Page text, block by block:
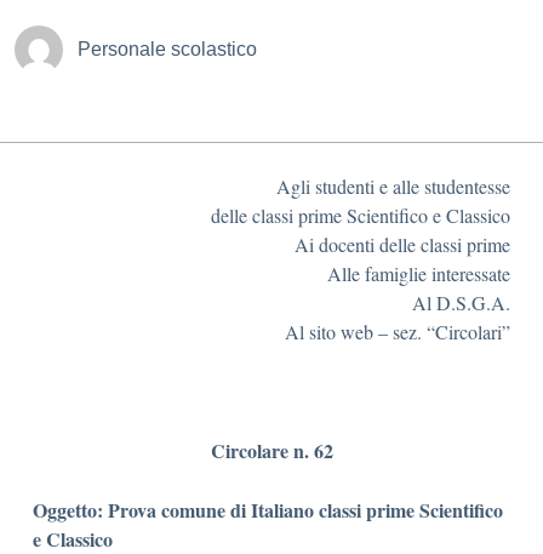
Personale scolastico
Agli studenti e alle studentesse
delle classi prime Scientifico e Classico
Ai docenti delle classi prime
Alle famiglie interessate
Al D.S.G.A.
Al sito web – sez. “Circolari”
Circolare n. 62
Oggetto: Prova comune di Italiano classi prime Scientifico
e Classico